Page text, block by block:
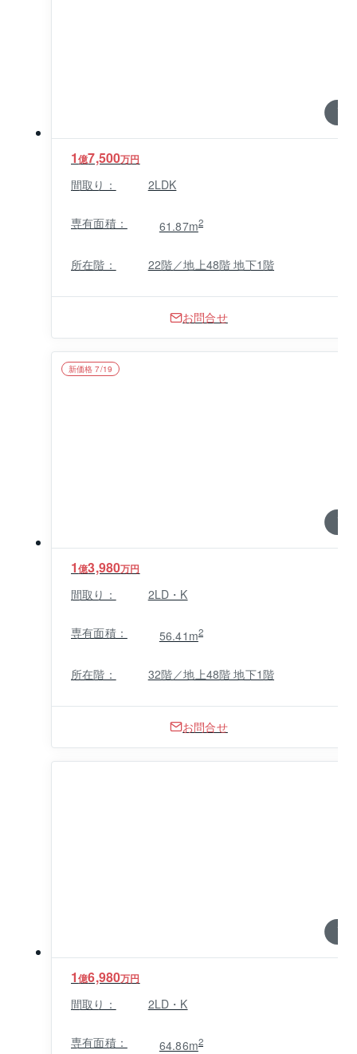
1 / 0
1億7,500万円
間取り： 2LDK
専有面積： 61.87m2
所在階： 22階／地上48階 地下1階
お問合せ
1 / 0
新価格 7/19
1億3,980万円
間取り： 2LD・K
専有面積： 56.41m2
所在階： 32階／地上48階 地下1階
お問合せ
1 / 0
1億6,980万円
間取り： 2LD・K
専有面積： 64.86m2